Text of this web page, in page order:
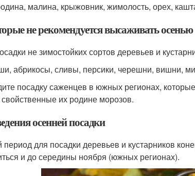
малина, крыжовник, жимолость, орех,
не рекомендуется высаживать осенью
не зимостойких сортов деревьев и
абрикосы, сливы, персики, черешни, вишни,
посадку саженцев в южных регионах,
их родине морозов.
осенней посадки
для посадки деревьев и кустарников
и до середины ноября (южных регионах).